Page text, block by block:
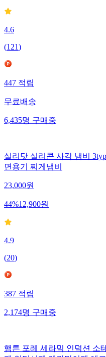
4.6
(121)
447적립
무료배송
6,435명구매중
실리닷 실리콘 사각 냄비
면용기 찌게냄비
23,000원
44%12,900원
4.9
(20)
387적립
2,174명구매중
햄튼 포레 세라믹 인덕션 소